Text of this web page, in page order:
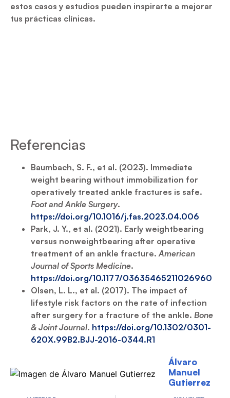
estos casos y estudios pueden inspirarte a mejorar
tus prácticas clínicas.
Referencias
Baumbach, S. F., et al. (2023). Immediate
weight bearing without immobilization for
operatively treated ankle fractures is safe.
Foot and Ankle Surgery.
https://doi.org/10.1016/j.fas.2023.04.006
Park, J. Y., et al. (2021). Early weightbearing
versus nonweightbearing after operative
treatment of an ankle fracture. American
Journal of Sports Medicine.
https://doi.org/10.1177/03635465211026960
Olsen, L. L., et al. (2017). The impact of
lifestyle risk factors on the rate of infection
after surgery for a fracture of the ankle. Bone
& Joint Journal. https://doi.org/10.1302/0301-
620X.99B2.BJJ-2016-0344.R1
Álvaro
Manuel
Gutierrez